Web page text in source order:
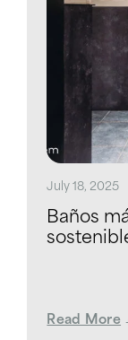
July 18, 2025
Baños
Read More